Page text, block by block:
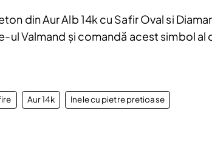
din Aur Alb 14k cu Safir Oval si
Valmand și comandă acest simbol al
Aur 14k Inele cu pietre pretioase